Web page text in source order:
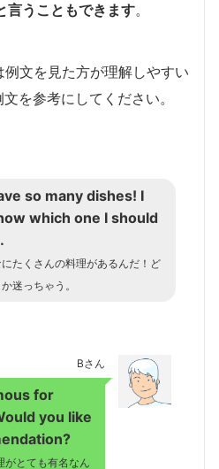
うこともできます。
例文を見た方が理解しやすい
を参考にしてください。
so many dishes! I
which one I should
たくさんの料理があるんだ！ど
迷っちゃう。
Bさん
for
you like
がとても有名なん